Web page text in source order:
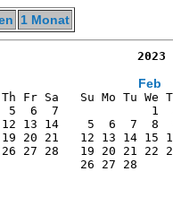
1 Monat
2023
Feb
Fr Sa   Su Mo Tu We
5  6  7             1
13 14    5  6  7  8
20 21   12 13 14 15
27 28   19 20 21 22
26 27 28